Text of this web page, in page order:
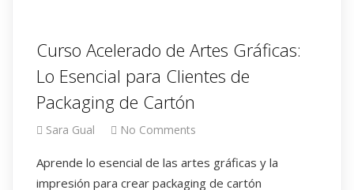
Curso Acelerado de Artes Gráficas:
Lo Esencial para Clientes de
Packaging de Cartón
Sara Gual No Comments
Aprende lo esencial de las artes gráficas y la
impresión para crear packaging de cartón